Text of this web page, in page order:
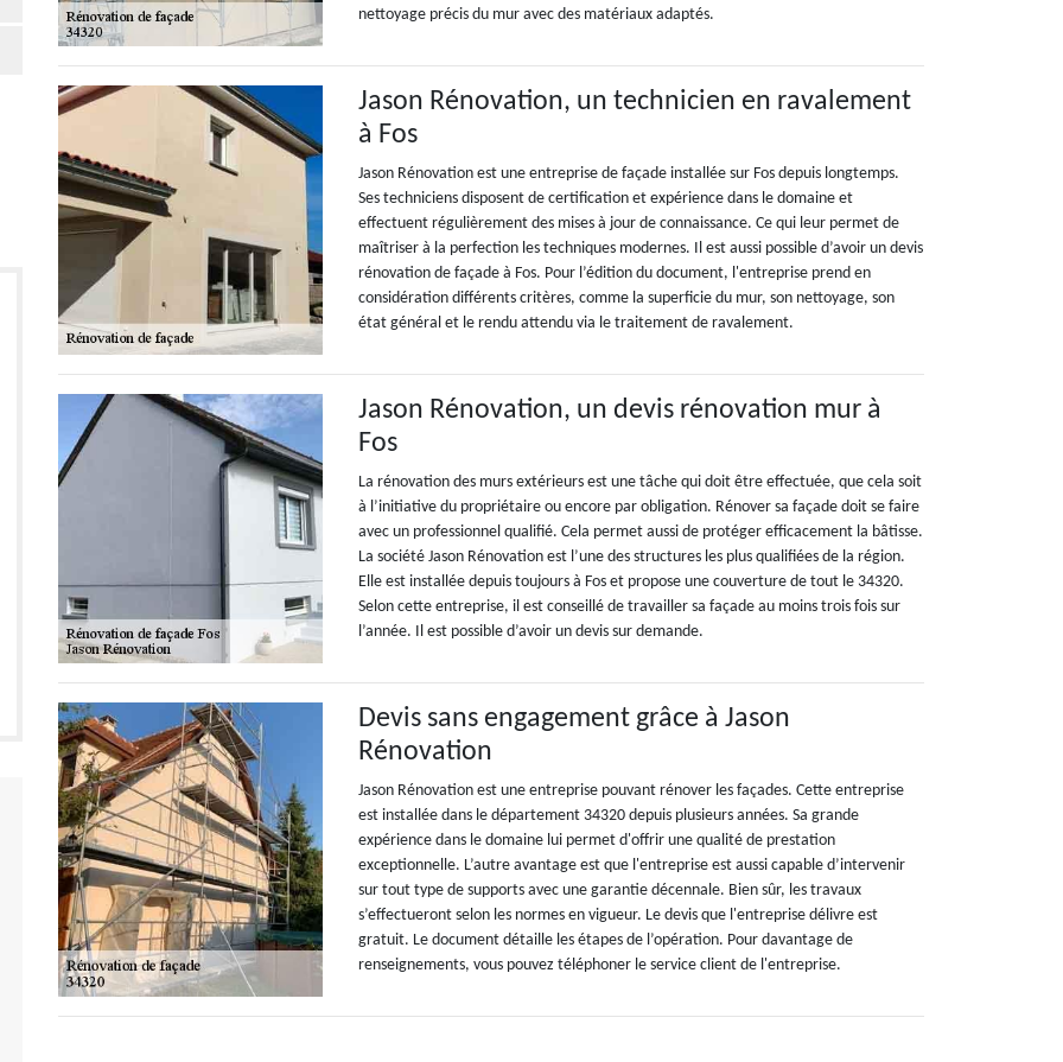
nettoyage précis du mur avec des matériaux adaptés.
Jason Rénovation, un technicien en ravalement
à Fos
Jason Rénovation est une entreprise de façade installée sur Fos depuis longtemps.
Ses techniciens disposent de certification et expérience dans le domaine et
effectuent régulièrement des mises à jour de connaissance. Ce qui leur permet de
maîtriser à la perfection les techniques modernes. Il est aussi possible d’avoir un devis
rénovation de façade à Fos. Pour l’édition du document, l'entreprise prend en
considération différents critères, comme la superficie du mur, son nettoyage, son
état général et le rendu attendu via le traitement de ravalement.
Jason Rénovation, un devis rénovation mur à
Fos
La rénovation des murs extérieurs est une tâche qui doit être effectuée, que cela soit
à l’initiative du propriétaire ou encore par obligation. Rénover sa façade doit se faire
avec un professionnel qualifié. Cela permet aussi de protéger efficacement la bâtisse.
La société Jason Rénovation est l’une des structures les plus qualifiées de la région.
Elle est installée depuis toujours à Fos et propose une couverture de tout le 34320.
Selon cette entreprise, il est conseillé de travailler sa façade au moins trois fois sur
l’année. Il est possible d’avoir un devis sur demande.
Devis sans engagement grâce à Jason
Rénovation
Jason Rénovation est une entreprise pouvant rénover les façades. Cette entreprise
est installée dans le département 34320 depuis plusieurs années. Sa grande
expérience dans le domaine lui permet d'offrir une qualité de prestation
exceptionnelle. L’autre avantage est que l'entreprise est aussi capable d’intervenir
sur tout type de supports avec une garantie décennale. Bien sûr, les travaux
s’effectueront selon les normes en vigueur. Le devis que l'entreprise délivre est
gratuit. Le document détaille les étapes de l’opération. Pour davantage de
renseignements, vous pouvez téléphoner le service client de l'entreprise.